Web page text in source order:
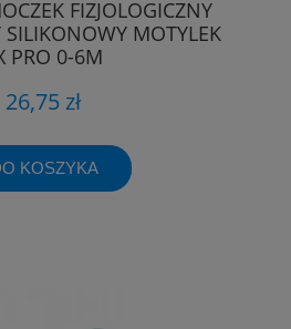
FIZJOLOGICZNY
SILIKONOWY MOTYLEK
PRO 0-6M
26,75 zł
KOSZYKA